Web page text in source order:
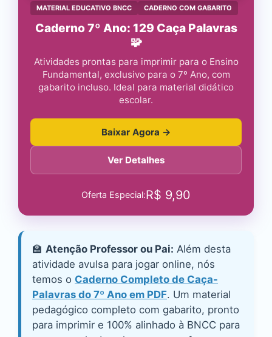
MATERIAL EDUCATIVO BNCC CADERNO COM GABARITO
Caderno 7º Ano: 129 Caça Palavras
🧩
Atividades prontas para imprimir para o Ensino
Fundamental, exclusivo para o 7º Ano, com
gabarito incluso. Ideal para material didático
escolar.
Baixar Agora →
Ver Detalhes
Oferta Especial:R$ 9,90
🏫 Atenção Professor ou Pai: Além desta
atividade avulsa para jogar online, nós
temos o Caderno Completo de Caça-
Palavras do 7º Ano em PDF. Um material
pedagógico completo com gabarito, pronto
para imprimir e 100% alinhado à BNCC para